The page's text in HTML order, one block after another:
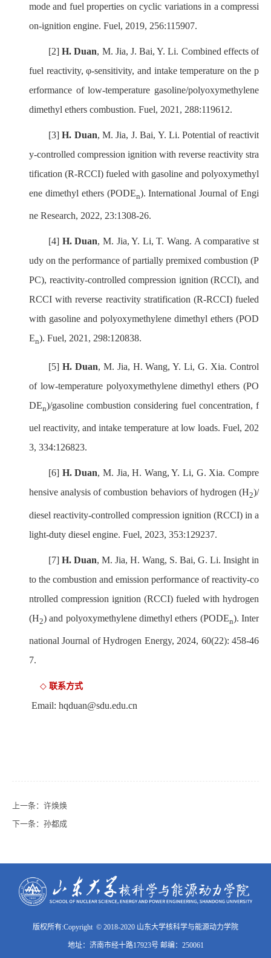
mode and fuel properties on cyclic variations in a compressi
on-ignition engine. Fuel, 2019, 256:115907.
[2]H. Duan, M. Jia, J. Bai, Y. Li. Combined effects of
fuel reactivity, φ-sensitivity, and intake temperature on the p
erformance of low-temperature gasoline/polyoxymethylene
dimethyl ethers combustion. Fuel, 2021, 288:119612.
[3]H. Duan, M. Jia, J. Bai, Y. Li. Potential of reactivit
y-controlled compression ignition with reverse reactivity stra
tification (R-RCCI) fueled with gasoline and polyoxymethyl
ene dimethyl ethers (PODEn). International Journal of Engi
ne Research, 2022, 23:1308-26.
[4] H. Duan, M. Jia, Y. Li, T. Wang. A comparative st
udy on the performance of partially premixed combustion (P
PC), reactivity-controlled compression ignition (RCCI), and
RCCI with reverse reactivity stratification (R-RCCI) fueled
with gasoline and polyoxymethylene dimethyl ethers (POD
En). Fuel, 2021, 298:120838.
[5] H. Duan, M. Jia, H. Wang, Y. Li, G. Xia. Control
of low-temperature polyoxymethylene dimethyl ethers (PO
DEn)/gasoline combustion considering fuel concentration, f
uel reactivity, and intake temperature at low loads. Fuel, 202
3, 334:126823.
[6] H. Duan, M. Jia, H. Wang, Y. Li, G. Xia. Compre
hensive analysis of combustion behaviors of hydrogen (H2)/
diesel reactivity-controlled compression ignition (RCCI) in a
light-duty diesel engine. Fuel, 2023, 353:129237.
[7] H. Duan, M. Jia, H. Wang, S. Bai, G. Li. Insight in
to the combustion and emission performance of reactivity-co
ntrolled compression ignition (RCCI) fueled with hydrogen
(H2) and polyoxymethylene dimethyl ethers (PODEn). Inter
national Journal of Hydrogen Energy, 2024, 60(22): 458-46
7.
◇ 联系方式
Email: hqduan@sdu.edu.cn
上一条： 许焕焕
下一条： 孙都成
版权所有:Copyright © 2018-2020 山东大学核科学与能源动力学院
地址：济南市经十路17923号 邮编：250061